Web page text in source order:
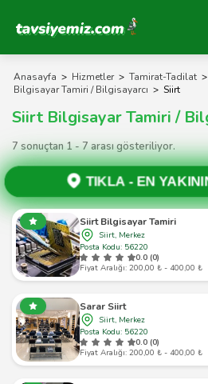
Tavsiyemiz Anasayfa
Anasayfa > Hizmetler > Tamirat-Tadilat >
Bilgisayar Tamiri / Bilgisayarcı > Siirt
Siirt Bilgisayar Tamiri /
7 sonuçtan 1 - 7 arası gösteriliyor.
TIKLA -EN
Siirt Bilgisayar Tamiri
Siirt, Merkez
Posta Kodu: 56220
0.0 (0)
Fiyat Aralığı: 200,00 ₺ - 400,00 ₺
Sarar Siirt
Siirt, Merkez
Posta Kodu: 56220
0.0 (0)
Fiyat Aralığı: 200,00 ₺ - 400,00 ₺